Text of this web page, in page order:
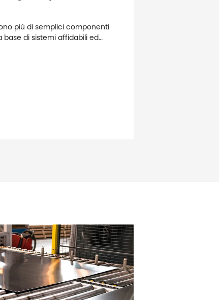
più di semplici componenti
base di sistemi affidabili ed